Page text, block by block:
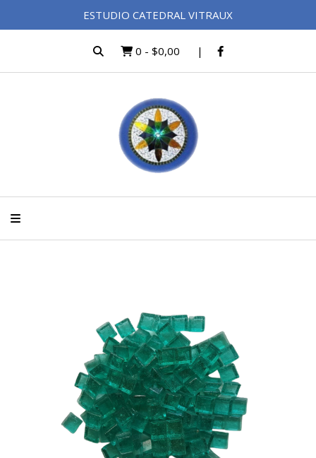
ESTUDIO CATEDRAL VITRAUX
0 - $0,00